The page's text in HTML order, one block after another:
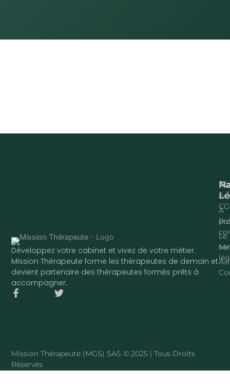
Développez votre cabinet et vivez de votre métier.
Mission Thérapeute forme les thérapeutes de demain et
devient partenaire des thérapeutes formés prêts à
accompagner.
F
k
-
T
À
Le
Mission Thérapeute (MGS) SAS © 2025 | Tous Droits
Réservés.